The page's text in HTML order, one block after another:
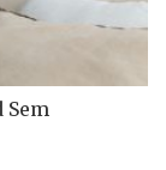
Sem